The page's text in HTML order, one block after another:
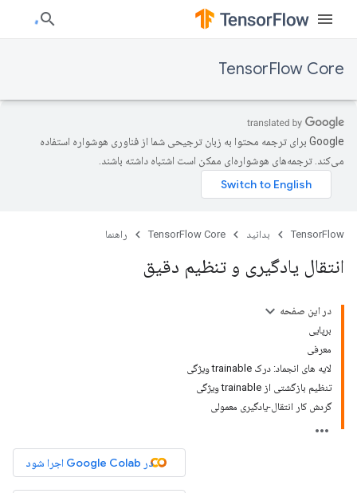
TensorFlow Core
‫Google برای ترجمه محتوا به زبان ترجیحی شما از فناوری هوشواره استفاده
می‌کند. ترجمه‌های هوشواره‌ای ممکن است اشتباه داشته باشند.
TensorFlow بدانید TensorFlow Core راهنما
انتقال یادگیری و تنظیم دقیق
در این صفحه
برپایی
معرفی
لایه های انجماد: درک trainable ویژگی
تنظیم بازگشتی از trainable ویژگی
گردش کار انتقال-یادگیری معمولی
در Google Colab اجرا شود